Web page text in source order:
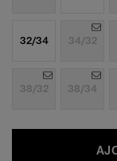
32/34 34/32
38/32 38/34